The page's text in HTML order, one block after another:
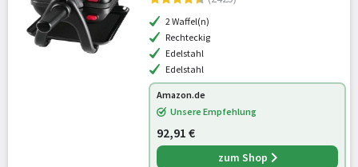
Dicke Waffeln,
Temperaturregler,leichte
2 Waffel(n)
Rechteckig
Edelstahl
Edelstahl
Amazon.de
Unsere Empfehlung
92,91 €
zum Shop